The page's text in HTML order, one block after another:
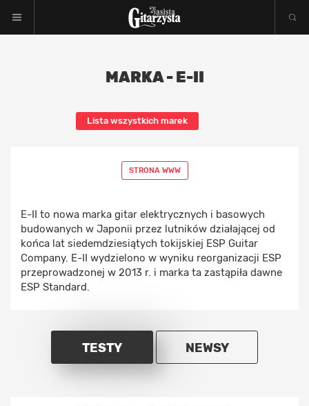
MARKA - E-II
Lista wszystkich marek
STRONA WWW
E-II to nowa marka gitar elektrycznych i basowych
budowanych w Japonii przez lutników działającej od
końca lat siedemdziesiątych tokijskiej ESP Guitar
Company. E-II wydzielono w wyniku reorganizacji ESP
przeprowadzonej w 2013 r. i marka ta zastąpiła dawne
ESP Standard.
TESTY NEWSY